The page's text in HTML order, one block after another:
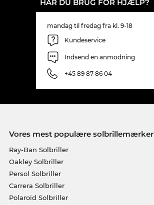
HAR DU BRUG FOR HJÆLP?
mandag til fredag fra kl. 9-18
Kundeservice
Indsend en anmodning
+45 89 87 86 04
Vores mest populære solbrillemærker
Ray-Ban Solbriller
Oakley Solbriller
Persol Solbriller
Carrera Solbriller
Polaroid Solbriller